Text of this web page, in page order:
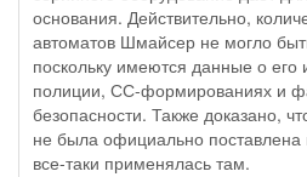
основания. Действительно,
автоматов Шмайсер не могло
поскольку имеются данные о его
полиции, СС-формированиях и
безопасности. Также доказано,
не была официально
все-таки применялась там.